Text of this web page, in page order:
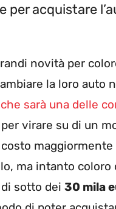
per acquistare
novità per
la loro auto
che sarà una delle
per virare su di un
ma intanto coloro
di sotto dei 30 mila